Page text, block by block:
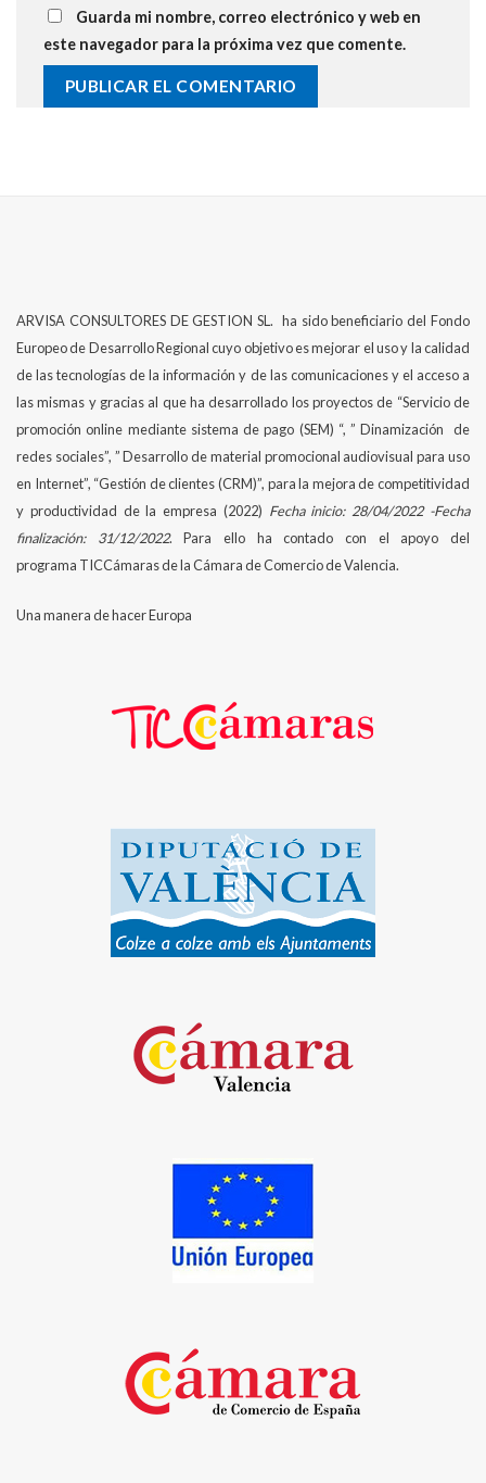
Guarda mi nombre, correo electrónico y web en
este navegador para la próxima vez que comente.
ARVISA CONSULTORES DE GESTION SL. ha sido beneficiario del Fondo
Europeo de Desarrollo Regional cuyo objetivo es mejorar el uso y la calidad
de las tecnologías de la información y de las comunicaciones y el acceso a
las mismas y gracias al que ha desarrollado los proyectos de “Servicio de
promoción online mediante sistema de pago (SEM) “, ” Dinamización de
redes sociales”, ” Desarrollo de material promocional audiovisual para uso
en Internet”, “Gestión de clientes (CRM)”, para la mejora de competitividad
y productividad de la empresa (2022) Fecha inicio: 28/04/2022 -Fecha
finalización: 31/12/2022. Para ello ha contado con el apoyo del
programa TICCámaras de la Cámara de Comercio de Valencia.
Una manera de hacer Europa